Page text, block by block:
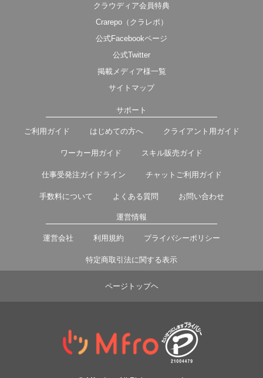
クラウディア会員特典
Crarepo（クラレポ）
公式Facebookページ
公式Twitter
掲載メディア様一覧
サイトマップ
サポート
ご利用ガイド はじめての方へ クライアント用ガイド
ワーカー用ガイド スキル販売ガイド
仕事受発注ガイドライン チャットご利用ガイド
手数料について よくある質問 お問い合わせ
運営情報
運営会社 利用規約 プライバシーポリシー
特定商取引法に関する表示
ページトップヘ